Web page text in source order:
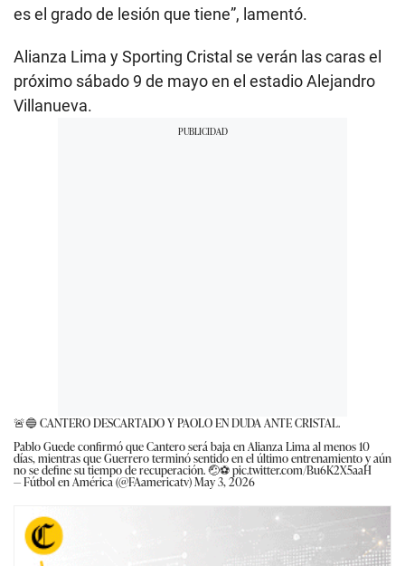
es el grado de lesión que tiene”, lamentó.
Alianza Lima y Sporting Cristal se verán las caras el
próximo sábado 9 de mayo en el estadio Alejandro
Villanueva.
🚨🔵 CANTERO DESCARTADO Y PAOLO EN DUDA ANTE CRISTAL.
Pablo Guede confirmó que Cantero será baja en Alianza Lima al menos 10
días, mientras que Guerrero terminó sentido en el último entrenamiento y aún
no se define su tiempo de recuperación. 🤕⚽pic.twitter.com/Bu6K2X5aaH
— Fútbol en América (@FAamericatv)May 3, 2026